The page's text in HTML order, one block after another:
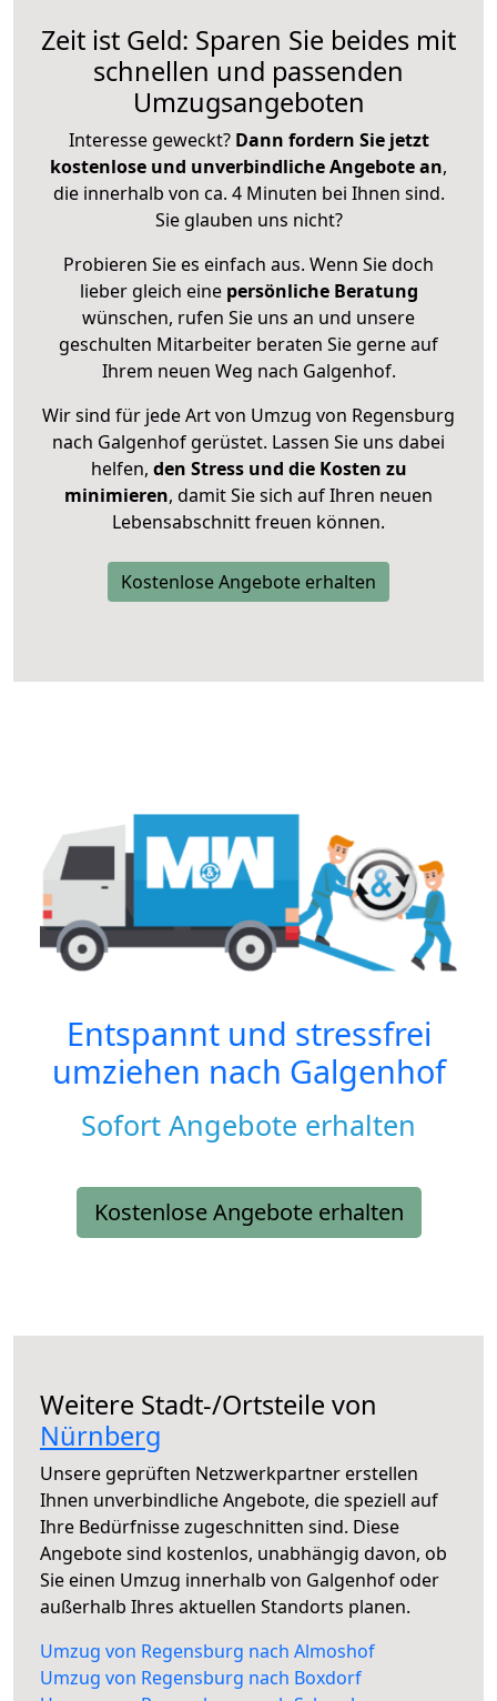
Zeit ist Geld: Sparen Sie beides mit
schnellen und passenden
Umzugsangeboten
Interesse geweckt? Dann fordern Sie jetzt
kostenlose und unverbindliche Angebote an,
die innerhalb von ca. 4 Minuten bei Ihnen sind.
Sie glauben uns nicht?
Probieren Sie es einfach aus. Wenn Sie doch
lieber gleich eine persönliche Beratung
wünschen, rufen Sie uns an und unsere
geschulten Mitarbeiter beraten Sie gerne auf
Ihrem neuen Weg nach Galgenhof.
Wir sind für jede Art von Umzug von Regensburg
nach Galgenhof gerüstet. Lassen Sie uns dabei
helfen, den Stress und die Kosten zu
minimieren, damit Sie sich auf Ihren neuen
Lebensabschnitt freuen können.
Kostenlose Angebote erhalten
Entspannt und stressfrei
umziehen nach Galgenhof
Sofort Angebote erhalten
Kostenlose Angebote erhalten
Weitere Stadt-/Ortsteile von
Nürnberg
Unsere geprüften Netzwerkpartner erstellen
Ihnen unverbindliche Angebote, die speziell auf
Ihre Bedürfnisse zugeschnitten sind. Diese
Angebote sind kostenlos, unabhängig davon, ob
Sie einen Umzug innerhalb von Galgenhof oder
außerhalb Ihres aktuellen Standorts planen.
Umzug von Regensburg nach Almoshof
Umzug von Regensburg nach Boxdorf